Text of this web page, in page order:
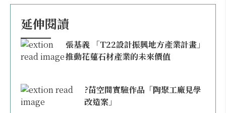
延伸閱讀
張基義 「T22設計振興地方產業計畫」
推動花蓮石材產業的未來價值
?苗空間實驗作品「陶聚工廠見學
改造案」